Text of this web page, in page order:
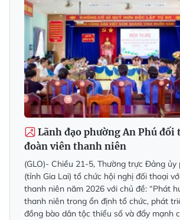
Lãnh đạo phường An Phú đối
đoàn viên thanh niên
(GLO)- Chiều 21-5, Thường trực Đảng ủy
(tỉnh Gia Lai) tổ chức hội nghị đối thoại
thanh niên năm 2026 với chủ đề: “Phát
thanh niên trong ổn định tổ chức, phát
đồng bào dân tộc thiểu số và đẩy mạnh